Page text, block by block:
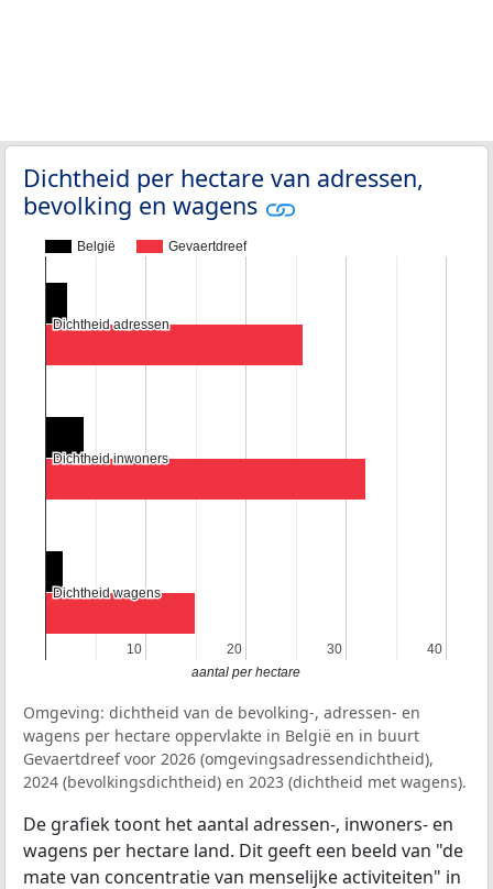
Dichtheid per hectare van adressen,
bevolking en wagens
België Gevaertdreef
10
10 20
20 30
30 40
40
Dichtheid adressen
Dichtheid adressen
Dichtheid inwoners
Dichtheid inwoners
Dichtheid wagens
Dichtheid wagens
aantal per hectare
Omgeving: dichtheid van de bevolking-, adressen- en
wagens per hectare oppervlakte in België en in buurt
Gevaertdreef voor 2026 (omgevingsadressendichtheid),
2024 (bevolkingsdichtheid) en 2023 (dichtheid met wagens).
De grafiek toont het aantal adressen-, inwoners- en
wagens per hectare land. Dit geeft een beeld van "de
mate van concentratie van menselijke activiteiten" in